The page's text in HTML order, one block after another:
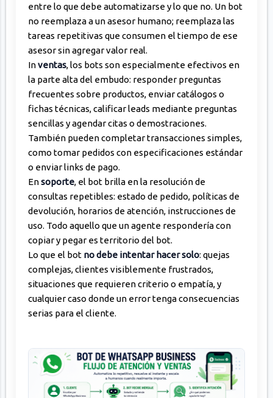
entre lo que debe automatizarse y lo que no. Un bot
no reemplaza a un asesor humano; reemplaza las
tareas repetitivas que consumen el tiempo de ese
asesor sin agregar valor real.
Inventas, los bots son especialmente efectivos en
la parte alta del embudo: responder preguntas
frecuentes sobre productos, enviar catálogos o
fichas técnicas, calificar leads mediante preguntas
sencillas y agendar citas o demostraciones.
También pueden completar transacciones simples,
como tomar pedidos con especificaciones estándar
o enviar links de pago.
Ensoporte, el bot brilla en la resolución de
consultas repetibles: estado de pedido, políticas de
devolución, horarios de atención, instrucciones de
uso. Todo aquello que un agente respondería con
copiar y pegar es territorio del bot.
Lo que el bot no debe intentar hacer solo: quejas
complejas, clientes visiblemente frustrados,
situaciones que requieren criterio o empatía, y
cualquier caso donde un error tenga consecuencias
serias para el cliente.